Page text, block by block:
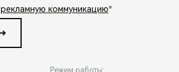
рекламную коммуникацию*
Режим работы: